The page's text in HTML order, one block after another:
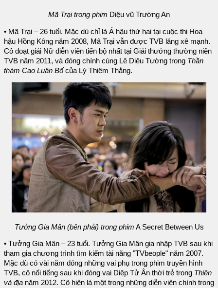
Mã Trại trong phim Diệu vũ Trường An
• Mã Trại – 26 tuổi. Mặc dù chỉ là Á hậu thứ hai tại cuộc thi Hoa
hậu Hồng Kông năm 2008, Mã Trại vẫn được TVB lăng xê mạnh.
Cô đoạt giải Nữ diễn viên tiến bộ nhất tại Giải thưởng thường niên
TVB năm 2011, và đóng chính cùng Lê Diệu Tường trong Thần
thám Cao Luân Bốcủa Lý Thiêm Thắng.
Tưởng Gia Mân (bên phải) trong phim A Secret Between Us
• Tưởng Gia Mân – 23 tuổi. Tưởng Gia Mân gia nhập TVB sau khi
tham gia chương trình tìm kiếm tài năng "TVbeople" năm 2007.
Mặc dù có vài năm đóng những vai phụ trong phim truyền hình
TVB, cô nổi tiếng sau khi đóng vai Diệp Tử Ân thời trẻ trong Thiên
và địa năm 2012. Cô hiện là một trong những diễn viên chính trong